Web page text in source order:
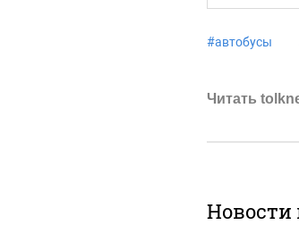
#автобусы
Читать
Новости